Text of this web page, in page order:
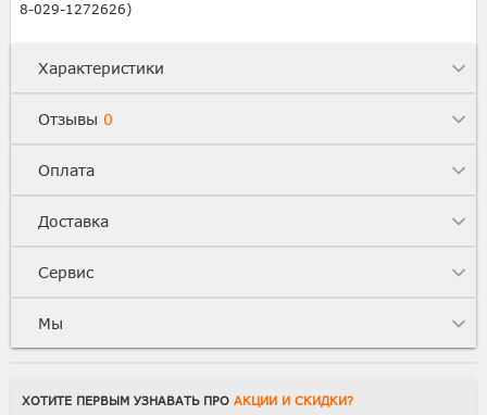
8-029-1272626)
Характеристики
Отзывы 0
Оплата
Доставка
Сервис
Мы
ХОТИТЕ ПЕРВЫМ УЗНАВАТЬ ПРО АКЦИИ И СКИДКИ?